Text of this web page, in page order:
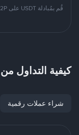
كيفية
شراء عملات رقمية